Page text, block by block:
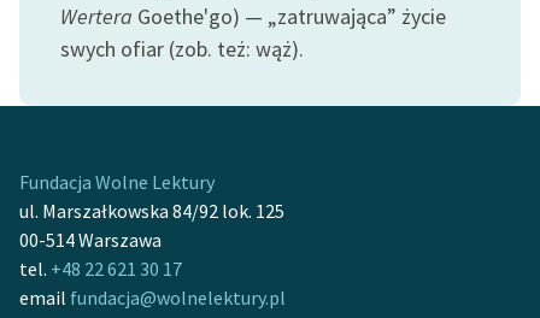
niepełnosprawnościami
Feministyczne inspiracje.
Popularyzacja
Ręce pełne poezji
Kolekcje edukacyjne
twórców przechodzących
do domeny publicznej,
Wertera Goethe'go) — „zatruwająca” życie
swych ofiar (zob. też: wąż).
Fundacja Wolne Lektury
ul. Marszałkowska 84/92 lok. 125
00-514 Warszawa
tel. +48 22 621 30 17
email fundacja@wolnelektury.pl